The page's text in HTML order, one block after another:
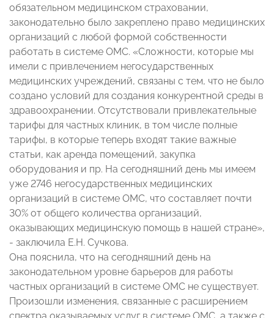
обязательном медицинском страховании,
законодательно было закреплено право медицинских
организаций с любой формой собственности
работать в системе ОМС. «Сложности, которые мы
имели с привлечением негосударственных
медицинских учреждений, связаны с тем, что не было
создано условий для создания конкурентной среды в
здравоохранении. Отсутствовали привлекательные
тарифы для частных клиник, в том числе полные
тарифы, в которые теперь входят такие важные
статьи, как аренда помещений, закупка
оборудования и пр. На сегодняшний день мы имеем
уже 2746 негосударственных медицинских
организаций в системе ОМС, что составляет почти
30% от общего количества организаций,
оказывающих медицинскую помощь в нашей стране»,
- заключила Е.Н. Сучкова.
Она пояснила, что на сегодняшний день на
законодательном уровне барьеров для работы
частных организаций в системе ОМС не существует.
Произошли изменения, связанные с расширением